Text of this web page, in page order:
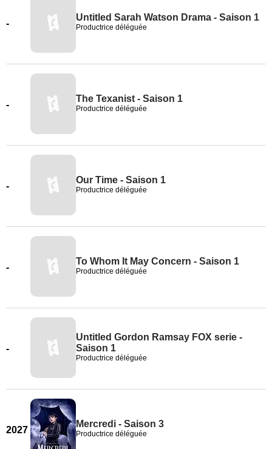
-
Untitled Sarah Watson Drama - Saison 1
Productrice déléguée
-
The Texanist - Saison 1
Productrice déléguée
-
Our Time - Saison 1
Productrice déléguée
-
To Whom It May Concern - Saison 1
Productrice déléguée
-
Untitled Gordon Ramsay FOX serie -
Saison 1
Productrice déléguée
2027
Mercredi - Saison 3
Productrice déléguée